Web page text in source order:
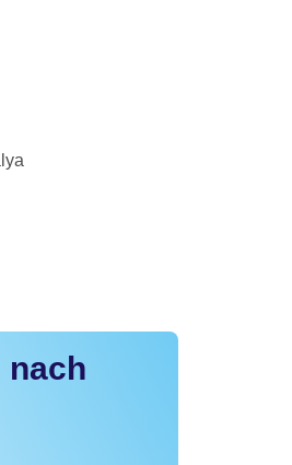
nach